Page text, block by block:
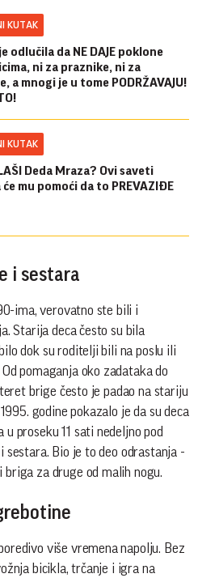
KUTAK
odlučila da NE DAJE poklone
ni za praznike, ni za
a mnogi je u tome PODRŽAVAJU!
KUTAK
Deda Mraza? Ovi saveti
mu pomoći da to PREVAZIĐE
i sestara
ima, verovatno ste bili i
Starija deca često su bila
dok su roditelji bili na poslu ili
pomaganja oko zadataka do
brige često je padao na stariju
godine pokazalo je da su deca
proseku 11 sati nedeljno pod
sestara. Bio je to deo odrastanja -
briga za druge od malih nogu.
više vremena napolju. Bez
bicikla, trčanje i igra na